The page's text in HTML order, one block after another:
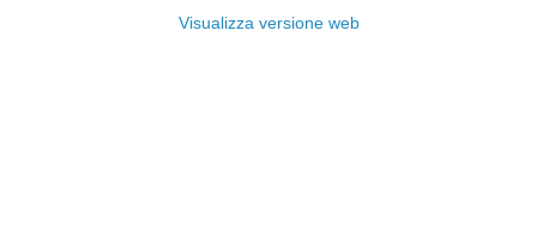
Visualizza versione web